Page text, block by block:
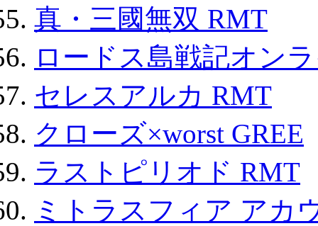
真・三國無双 RMT
ロードス島戦記オン
セレスアルカ RMT
クローズ×worst GREE
ラストピリオド RMT
ミトラスフィア アカ